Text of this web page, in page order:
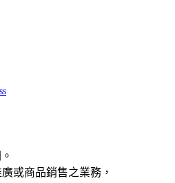
或商品銷售之業務，